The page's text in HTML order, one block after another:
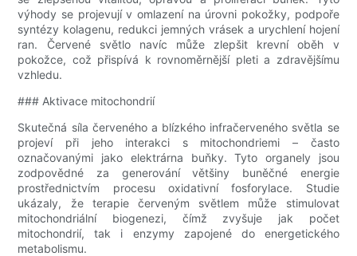
výhody se projevují v omlazení na úrovni pokožky, podpoře
syntézy kolagenu, redukci jemných vrásek a urychlení hojení
ran. Červené světlo navíc může zlepšit krevní oběh v
pokožce, což přispívá k rovnoměrnější pleti a zdravějšímu
vzhledu.
### Aktivace mitochondrií
Skutečná síla červeného a blízkého infračerveného světla se
projeví při jeho interakci s mitochondriemi – často
označovanými jako elektrárna buňky. Tyto organely jsou
zodpovědné za generování většiny buněčné energie
prostřednictvím procesu oxidativní fosforylace. Studie
ukázaly, že terapie červeným světlem může stimulovat
mitochondriální biogenezi, čímž zvyšuje jak počet
mitochondrií, tak i enzymy zapojené do energetického
metabolismu.